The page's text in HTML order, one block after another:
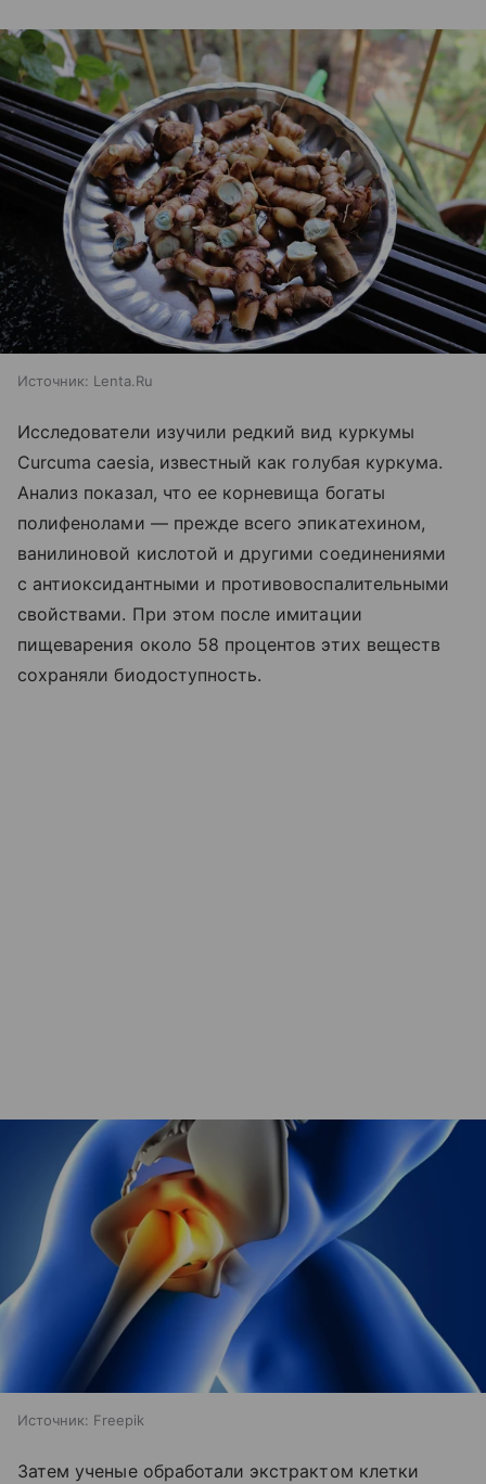
Источник: Lenta.Ru
Исследователи изучили редкий вид куркумы
Curcuma caesia, известный как голубая куркума.
Анализ показал, что ее корневища богаты
полифенолами — прежде всего эпикатехином,
ванилиновой кислотой и другими соединениями
с антиоксидантными и противовоспалительными
свойствами. При этом после имитации
пищеварения около 58 процентов этих веществ
сохраняли биодоступность.
Источник: Freepik
Затем ученые обработали экстрактом клетки